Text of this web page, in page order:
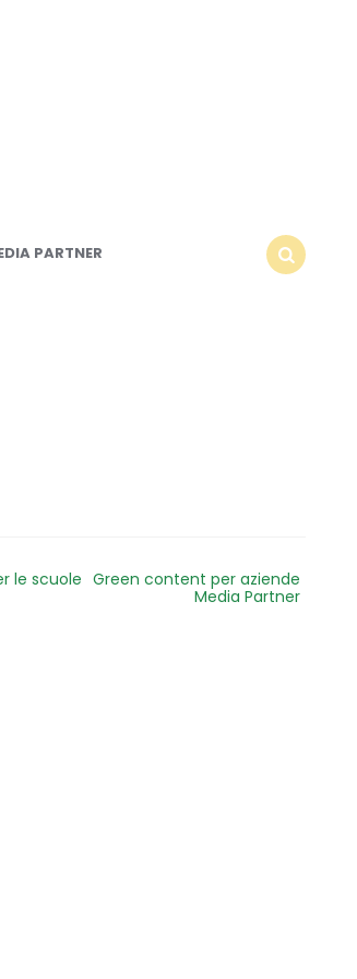
PARTNER
le scuole Green content per aziende
Media Partner